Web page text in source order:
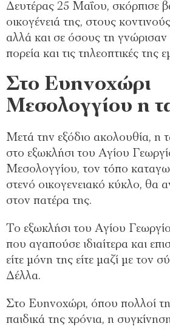
Δευτέρας 25 Μαΐου, σκόρπισε
οικογένειά της, στους
αλλά και σε όσους τη
πορεία και τις τηλεοπτικές της
Στο Ευηνοχώρι
Μεσολογγίου η
Μετά την εξόδιο ακολουθία, η
στο εξωκλήσι του Αγίου
Μεσολογγίου, τον τόπο
στενό οικογενειακό κύκλο, θα
στον πατέρα της.
Το εξωκλήσι του Αγίου
που αγαπούσε ιδιαίτερα και
είτε μόνη της είτε μαζί με τον
Δέλλα.
Στο Ευηνοχώρι, όπου πολλοί
παιδικά της χρόνια, η